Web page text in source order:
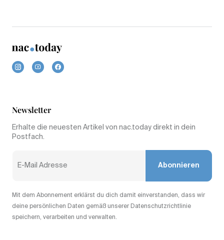
Newsletter
Erhalte die neuesten Artikel von nac.today direkt in dein
Postfach.
Abonnieren
Mit dem Abonnement erklärst du dich damit einverstanden, dass wir
deine persönlichen Daten gemäß unserer Datenschutzrichtlinie
speichern, verarbeiten und verwalten.